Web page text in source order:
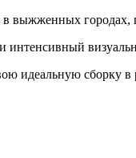
выжженных городах,
идеальную сборку в